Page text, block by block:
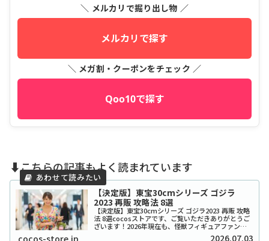
＼ メルカリで掘り出し物 ／
メルカリで探す
＼ メガ割・クーポンをチェック ／
Qoo10で探す
⬇️こちらの記事もよく読まれています
【決定版】東宝30cmシリーズ ゴジラ
2023 再販 攻略法 8選
【決定版】東宝30cmシリーズ ゴジラ2023 再販 攻略
法 8選cocosストアです、ご覧いただきありがとうご
ざいます！2026年現在も、怪獣フィギュアファンの
間で伝説的な人気を誇る「東宝30cmシリーズ ゴジラ
2026.07.03